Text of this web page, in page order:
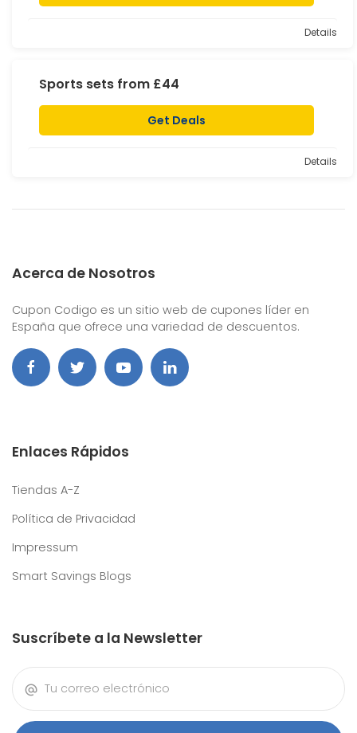
Details
Sports sets from £44
Get Deals
Details
Acerca de Nosotros
Cupon Codigo es un sitio web de cupones líder en
España que ofrece una variedad de descuentos.
Enlaces Rápidos
Tiendas A-Z
Política de Privacidad
Impressum
Smart Savings Blogs
Suscríbete a la Newsletter